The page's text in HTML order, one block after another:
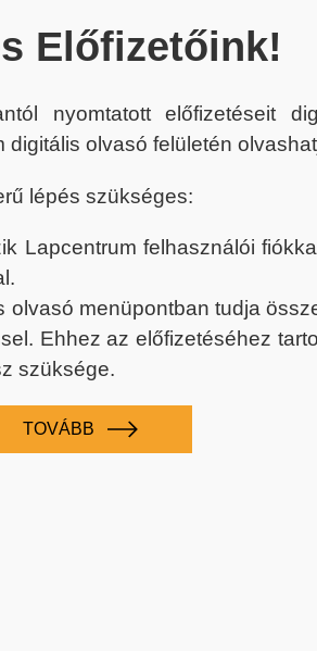
Előfizetőink!
nyomtatott előfizetéseit
olvasó felületén
lépés szükséges:
Lapcentrum felhasználói
olvasó menüpontban tudja
Ehhez az előfizetéséhez
szüksége.
TOVÁBB